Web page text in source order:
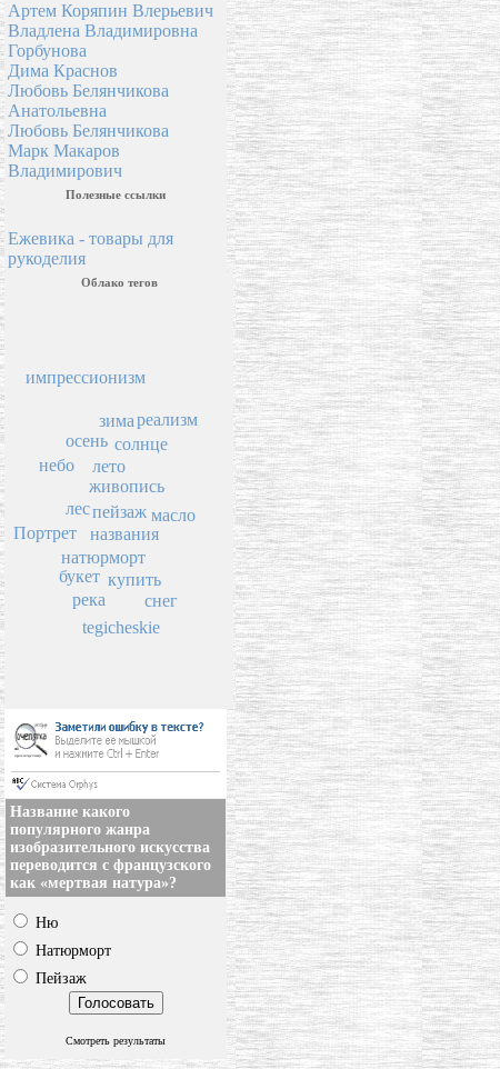
Артем Коряпин Влерьевич
Владлена Владимировна
Горбунова
Дима Краснов
Любовь Белянчикова
Анатольевна
Любовь Белянчикова
Марк Макаров
Владимирович
Полезные ссылки
Ежевика - товары для
рукоделия
Облако тегов
пейзаж
названия
живопись
лето
натюрморт
купить
солнце
лес
зима
осень
букет
масло
река
снег
tegicheskie
реализм
небо
импрессионизм
Портрет
Название какого
популярного жанра
изобразительного искусства
переводится с французского
как «мертвая натура»?
Ню
Натюрморт
Пейзаж
Смотреть результаты